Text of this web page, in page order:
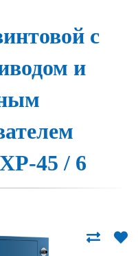
с
и
45 / 6